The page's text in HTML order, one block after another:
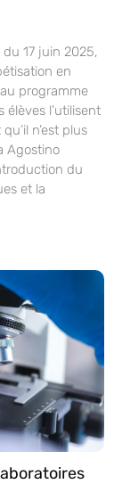
17 juin 2025,
en
programme
élèves l’utilisent
n’est plus
Agostino
du
et la